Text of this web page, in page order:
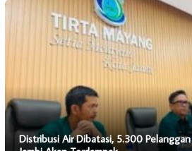
Distribusi Air Dibatasi, 5.300